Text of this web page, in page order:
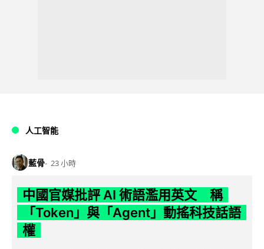
人工智能
藍骨 23 小時
中國官媒批評 AI 術語濫用英文 稱
「Token」與「Agent」動搖科技話語
權